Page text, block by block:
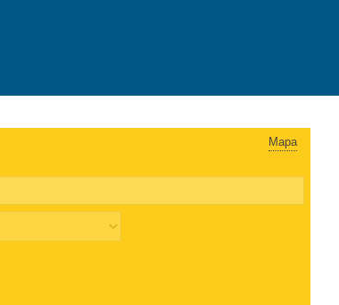
Mapa